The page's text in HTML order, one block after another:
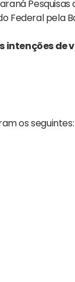
Pesquisas
Federal pela
intenções de
os seguintes: